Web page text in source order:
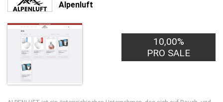
Alpenluft
10,00%
PRO SALE